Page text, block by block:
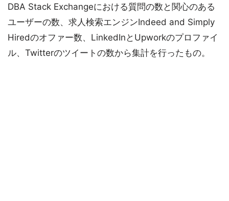
DBA Stack Exchangeにおける質問の数と関心のある
ユーザーの数、求人検索エンジンIndeed and Simply
Hiredのオファー数、LinkedInとUpworkのプロファイ
ル、Twitterのツイートの数から集計を行ったもの。